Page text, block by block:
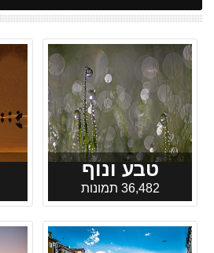
טבע ונוף
36,482 תמונות